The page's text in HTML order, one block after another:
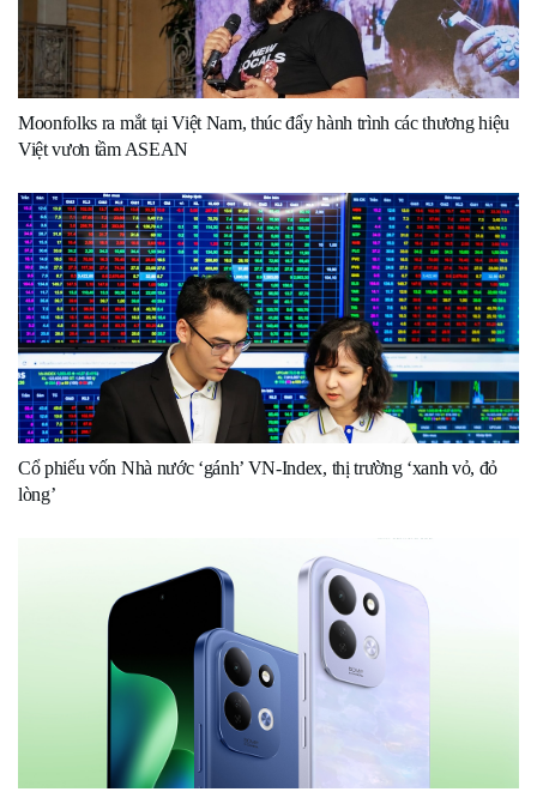
Moonfolks ra mắt tại Việt Nam, thúc đẩy hành trình các thương hiệu
Việt vươn tầm ASEAN
Cổ phiếu vốn Nhà nước ‘gánh’ VN-Index, thị trường ‘xanh vỏ, đỏ
lòng’